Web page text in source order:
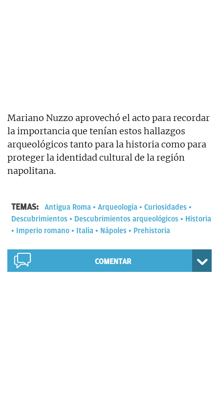
Mariano Nuzzo aprovechó el acto para recordar
la importancia que tenían estos hallazgos
arqueológicos tanto para la historia como para
proteger la identidad cultural de la región
napolitana.
TEMAS: Antigua Roma Arqueología
Curiosidades
Descubrimientos
Descubrimientos arqueológicos
Historia
Imperio romano
Italia Nápoles Prehistoria
COMENTAR